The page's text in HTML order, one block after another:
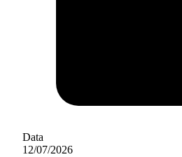
Data
12/07/2026